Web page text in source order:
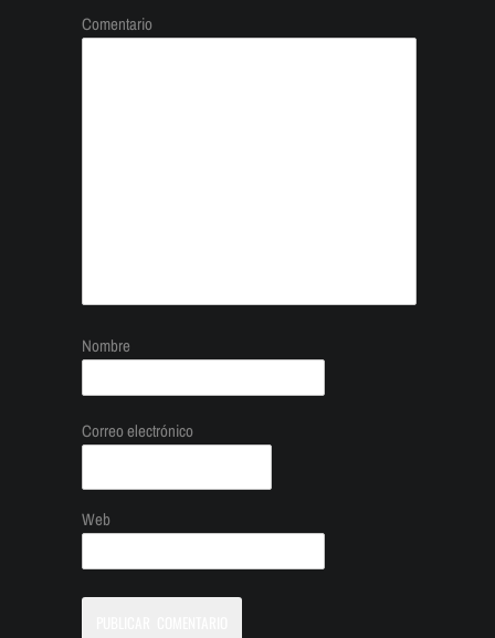
Comentario
Nombre
Correo electrónico
Web